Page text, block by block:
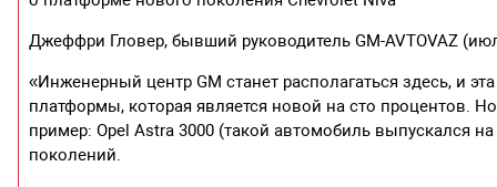
Джеффри Гловер, бывший руководитель GM-AVTOVAZ
«Инженерный центр GM станет располагаться здесь, и
платформы, которая является новой на сто процентов.
пример: Opel Astra 3000 (такой автомобиль выпускался
поколений.